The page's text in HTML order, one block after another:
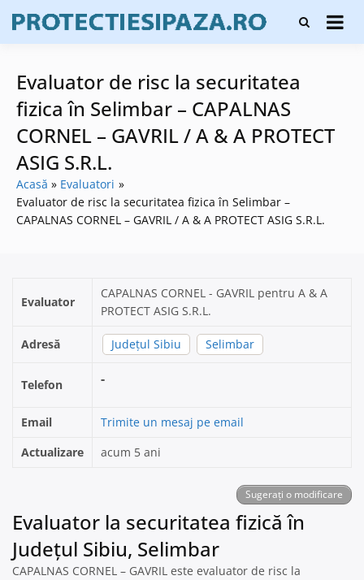
content
Firme de
protecție și
alarmare și
evaluatori de
securitate
Evaluator de risc la securitatea
fizica în Selimbar – CAPALNAS
CORNEL – GAVRIL / A & A PROTECT
ASIG S.R.L.
Acasă
Evaluatori
Evaluator de risc la securitatea fizica în Selimbar –
CAPALNAS CORNEL – GAVRIL / A & A PROTECT ASIG S.R.L.
Evaluator
CAPALNAS CORNEL - GAVRIL pentru A & A
PROTECT ASIG S.R.L.
Adresă Județul Sibiu Selimbar
Telefon -
Email
Trimite un mesaj pe email
Actualizare
acum 5 ani
Sugerați o modificare
Evaluator la securitatea fizică în
Județul Sibiu, Selimbar
CAPALNAS CORNEL – GAVRIL este evaluator de risc la